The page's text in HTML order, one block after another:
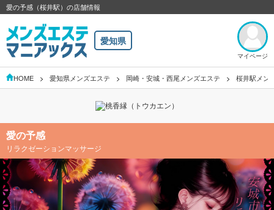
愛の予感（桜井駅）の店舗情報
愛知県
マイページ
HOME 愛知県メンズエステ 岡崎・安城・西尾メンズエステ 桜井駅メン
愛の予感
リラクゼーションマッサージ